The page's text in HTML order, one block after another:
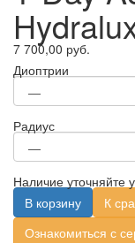
7 700,00 руб.
Диоптрии
Радиус
Наличие уточняйте
В корзину
К
Ознакомиться с